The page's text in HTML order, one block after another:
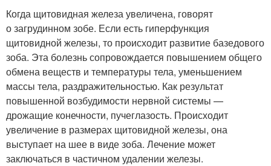
Когда щитовидная железа увеличена, говорят
о загрудинном зобе. Если есть гиперфункция
щитовидной железы, то происходит развитие базедового
зоба. Эта болезнь сопровождается повышением общего
обмена веществ и температуры тела, уменьшением
массы тела, раздражительностью. Как результат
повышенной возбудимости нервной системы —
дрожащие конечности, пучеглазость. Происходит
увеличение в размерах щитовидной железы, она
выступает на шее в виде зоба. Лечение может
заключаться в частичном удалении железы.